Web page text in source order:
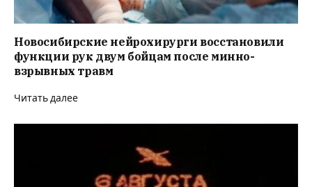
Новосибирские нейрохирурги восстановили
функции рук двум бойцам после минно-
взрывных травм
Читать далее